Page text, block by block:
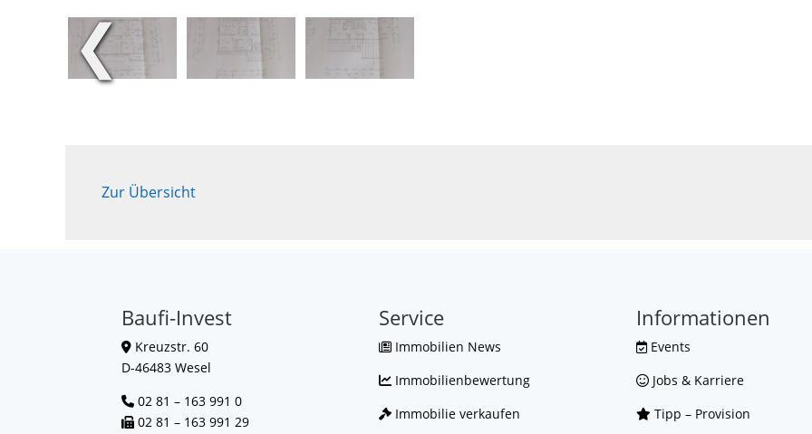
❮
Zur Übersicht
Baufi-Invest
Kreuzstr. 60
D-46483 Wesel
02 81 – 163 991 0
02 81 – 163 991 29
Service
Immobilien News
Immobilienbewertung
Immobilie verkaufen
Informationen
Events
Jobs & Karriere
Tipp – Provision